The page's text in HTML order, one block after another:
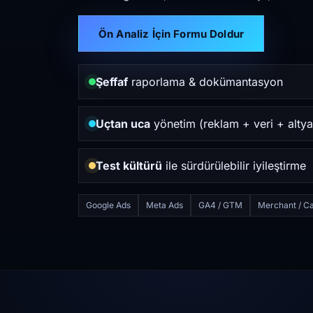
Ön Analiz İçin Formu Doldur
Şeffafraporlama & dokümantasyon
Uçtan uca yönetim (reklam + veri +
Test kültürü ile sürdürülebilir iyileştirme
Google Ads Meta Ads GA4 / GTM Merchant /